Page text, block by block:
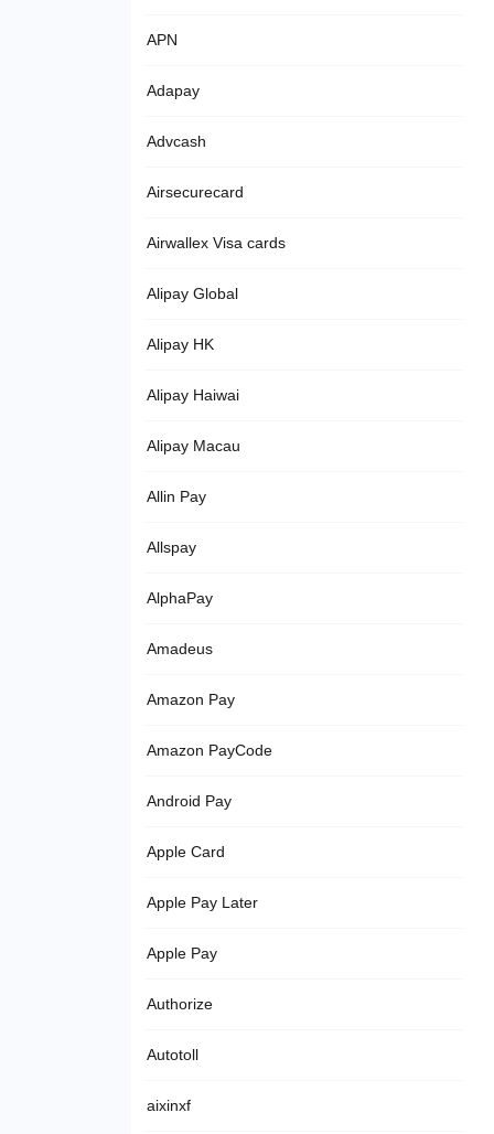
APN
Adapay
Advcash
Airsecurecard
Airwallex Visa cards
Alipay Global
Alipay HK
Alipay Haiwai
Alipay Macau
Allin Pay
Allspay
AlphaPay
Amadeus
Amazon Pay
Amazon PayCode
Android Pay
Apple Card
Apple Pay Later
Apple Pay
Authorize
Autotoll
aixinxf